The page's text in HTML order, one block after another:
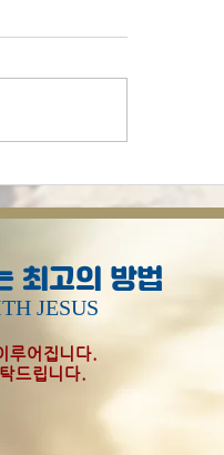
이스라엘의 일곱 식
최고의 방법
JESUS
루어집니다.
드립니다.